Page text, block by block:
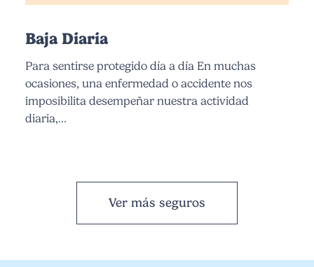
Baja Diaria
Para sentirse protegido día a día En muchas
ocasiones, una enfermedad o accidente nos
imposibilita desempeñar nuestra actividad
diaria,...
Ver más seguros